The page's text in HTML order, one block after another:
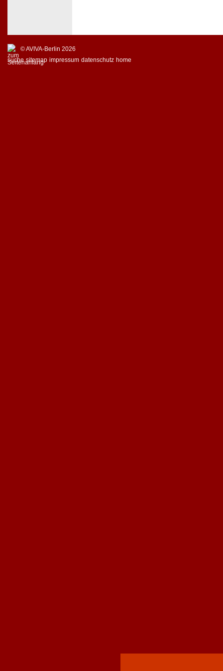
© AVIVA-Berlin 2026
suche sitemap impressum datenschutz home